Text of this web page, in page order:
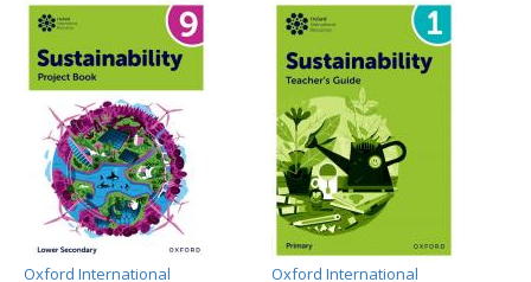
Oxford International
Oxford International